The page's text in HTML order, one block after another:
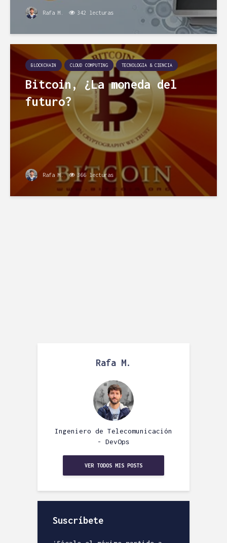
Rafa M. 342 lecturas
BLOCKCHAIN CLOUD COMPUTING TECNOLOGIA & CIENCIA
Bitcoin, ¿La moneda del
futuro?
Rafa M. 366 lecturas
Rafa M.
Ingeniero de Telecomunicación
- DevOps
VER TODOS MIS POSTS
Suscríbete